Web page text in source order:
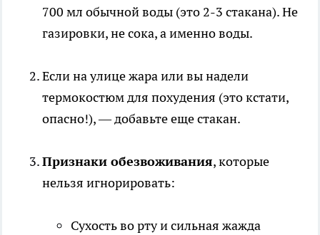
700 мл обычной воды (это 2-3 стакана). Не
газировки, не сока, а именно воды.
Если на улице жара или вы надели
термокостюм для похудения (это кстати,
опасно!), — добавьте еще стакан.
Признаки обезвоживания, которые
нельзя игнорировать:
Сухость во рту и сильная жажда